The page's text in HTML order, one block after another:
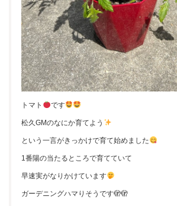
トマト です
松久GMのなにか育てよう
という一言がきっかけで育て始めました
1番陽の当たるところで育てていて
早速実がなりかけています
ガーデニングハマりそうです🫣🫣